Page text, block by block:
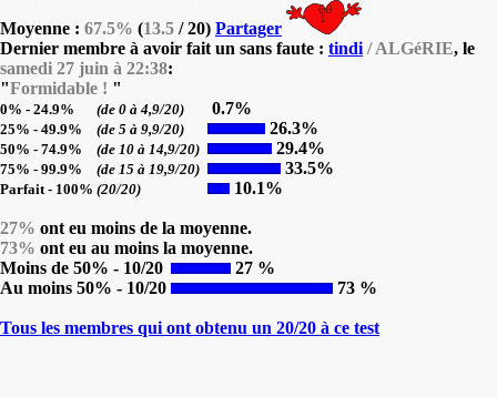
Moyenne : 67.5% (13.5 / 20) Partager
Dernier membre à avoir fait un sans faute : tindi / ALGéRIE, le
samedi 27 juin à 22:38:
"Formidable ! "
0% - 24.9% (de 0 à 4,9/20) 0.7%
25% - 49.9% (de 5 à 9,9/20) 26.3%
50% - 74.9% (de 10 à 14,9/20) 29.4%
75% - 99.9% (de 15 à 19,9/20) 33.5%
Parfait - 100% (20/20) 10.1%
27% ont eu moins de la moyenne.
73% ont eu au moins la moyenne.
Moins de 50% - 10/20
27 %
Au moins 50% - 10/20
73 %
Tous les membres qui ont obtenu un 20/20 à ce test